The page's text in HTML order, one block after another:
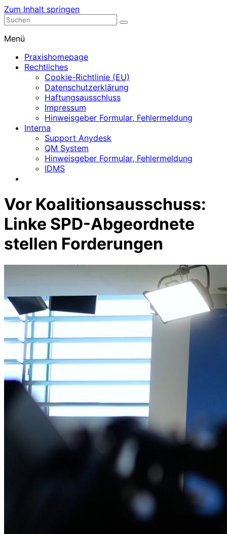
Zum Inhalt springen
Nephrologische Praxis mit Dialyse
Menü
Praxishomepage
Rechtliches
Cookie-Richtlinie (EU)
Datenschutzerklärung
Haftungsausschluss
Impressum
Hinweisgeber Formular, Fehlermeldung
Interna
Support Anydesk
QM System
Hinweisgeber Formular, Fehlermeldung
IDMS
Vor Koalitionsausschuss:
Linke SPD-Abgeordnete
stellen Forderungen